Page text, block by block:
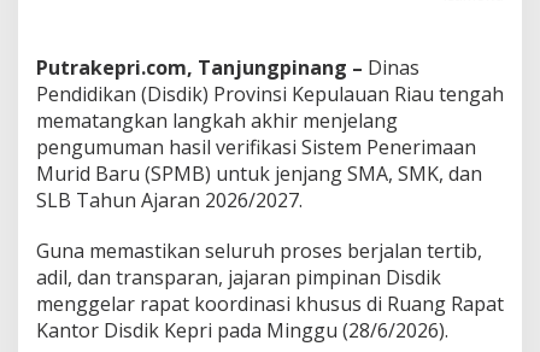
2
0
2
6
D
d
i
k
K
e
Putrakepri.com, Tanjungpinang – Dinas
Pendidikan (Disdik) Provinsi Kepulauan Riau tengah
mematangkan langkah akhir menjelang
pengumuman hasil verifikasi Sistem Penerimaan
Murid Baru (SPMB) untuk jenjang SMA, SMK, dan
SLB Tahun Ajaran 2026/2027.
Guna memastikan seluruh proses berjalan tertib,
adil, dan transparan, jajaran pimpinan Disdik
menggelar rapat koordinasi khusus di Ruang Rapat
Kantor Disdik Kepri pada Minggu (28/6/2026).